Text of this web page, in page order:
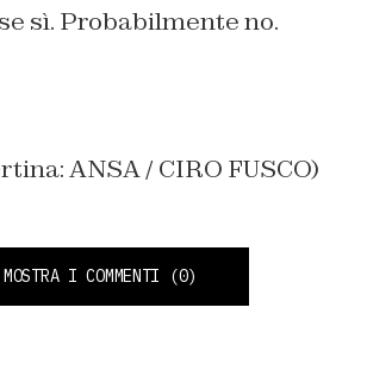
sì. Probabilmente no.
ANSA / CIRO FUSCO)
MOSTRA I COMMENTI (0)